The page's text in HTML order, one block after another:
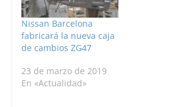
Nissan Barcelona
fabricará la nueva caja
de cambios ZG47
23 de marzo de 2019
En «Actualidad»